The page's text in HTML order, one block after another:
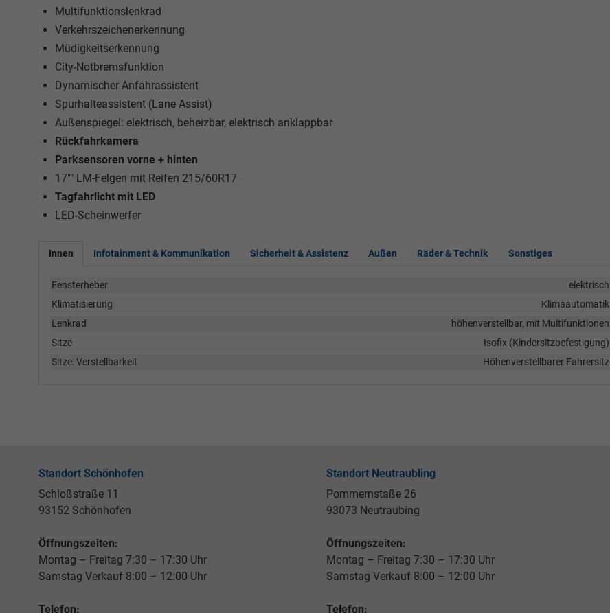
Multifunktionslenkrad
Verkehrszeichenerkennung
Müdigkeitserkennung
City-Notbremsfunktion
Dynamischer Anfahrassistent
Spurhalteassistent (Lane Assist)
Außenspiegel: elektrisch, beheizbar, elektrisch anklappbar
Rückfahrkamera
Parksensoren vorne + hinten
17"" LM-Felgen mit Reifen 215/60R17
Tagfahrlicht mit LED
LED-Scheinwerfer
Innen Infotainment & Kommunikation Sicherheit & Assistenz Außen Räder & Technik Sonstiges
Fensterheber
elektrisch
Klimatisierung
Klimaautomatik
Lenkrad
höhenverstellbar, mit Multifunktionen
Sitze
Isofix (Kindersitzbefestigung)
Sitze: Verstellbarkeit
Höhenverstellbarer Fahrersitz
Standort Schönhofen
Schloßstraße 11
93152 Schönhofen
Öffnungszeiten:
Montag – Freitag 7:30 – 17:30 Uhr
Samstag Verkauf 8:00 – 12:00 Uhr
Telefon:
Standort Neutraubling
Pommernstaße 26
93073 Neutraubing
Öffnungszeiten:
Montag – Freitag 7:30 – 17:30 Uhr
Samstag Verkauf 8:00 – 12:00 Uhr
Telefon: